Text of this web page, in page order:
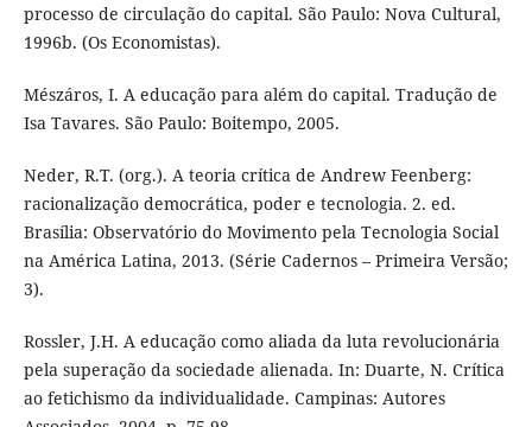
processo de circulação do capital. São Paulo: Nova Cultural,
1996b. (Os Economistas).
Mészáros, I. A educação para além do capital. Tradução de
Isa Tavares. São Paulo: Boitempo, 2005.
Neder, R.T. (org.). A teoria crítica de Andrew Feenberg:
racionalização democrática, poder e tecnologia. 2. ed.
Brasília: Observatório do Movimento pela Tecnologia Social
na América Latina, 2013. (Série Cadernos – Primeira Versão;
3).
Rossler, J.H. A educação como aliada da luta revolucionária
pela superação da sociedade alienada. In: Duarte, N. Crítica
ao fetichismo da individualidade. Campinas: Autores